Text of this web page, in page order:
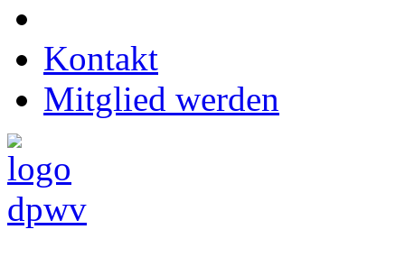
Kontakt
Mitglied werden